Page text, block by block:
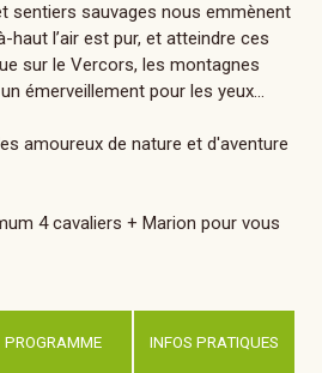
sentiers sauvages nous emmènent
haut l’air est pur, et atteindre ces
sur le Vercors, les montagnes
émerveillement pour les yeux...
amoureux de nature et d'aventure
4 cavaliers + Marion pour vous
PROGRAMME INFOS PRATIQUES